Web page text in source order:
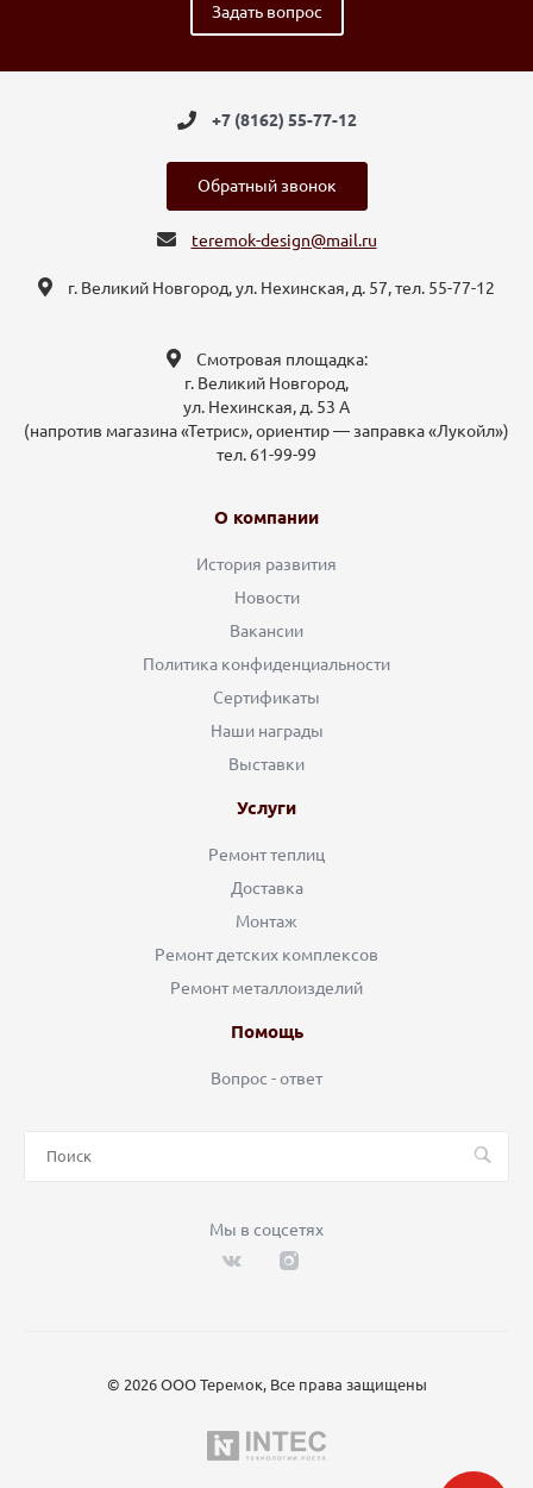
Задать вопрос
+7 (8162) 55-77-12
Обратный звонок
teremok-design@mail.ru
г. Великий Новгород, ул. Нехинская, д. 57, тел. 55-77-12
Смотровая площадка:
г. Великий Новгород,
ул. Нехинская, д. 53 А
(напротив магазина «Тетрис», ориентир — заправка «Лукойл»)
тел. 61-99-99
О компании
История развития
Новости
Вакансии
Политика конфиденциальности
Сертификаты
Наши награды
Выставки
Услуги
Ремонт теплиц
Доставка
Монтаж
Ремонт детских комплексов
Ремонт металлоизделий
Помощь
Вопрос - ответ
Мы в соцсетях
© 2026 ООО Теремок, Все права защищены